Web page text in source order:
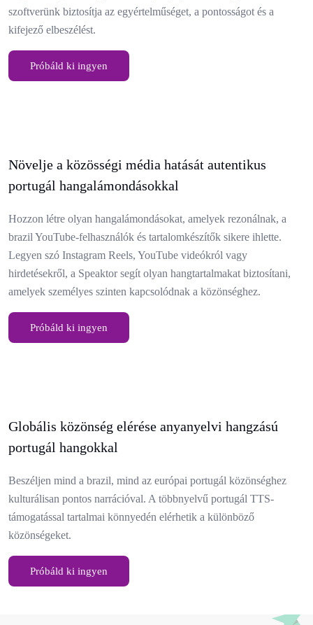
szoftverünk biztosítja az egyértelműséget, a pontosságot és a
kifejező elbeszélést.
Próbáld ki ingyen
Növelje a közösségi média hatását autentikus
portugál hangalámondásokkal
Hozzon létre olyan hangalámondásokat, amelyek rezonálnak, a
brazil YouTube-felhasználók és tartalomkészítők sikere ihlette.
Legyen szó Instagram Reels, YouTube videókról vagy
hirdetésekről, a Speaktor segít olyan hangtartalmakat biztosítani,
amelyek személyes szinten kapcsolódnak a közönséghez.
Próbáld ki ingyen
Globális közönség elérése anyanyelvi hangzású
portugál hangokkal
Beszéljen mind a brazil, mind az európai portugál közönséghez
kulturálisan pontos narrációval. A többnyelvű portugál TTS-
támogatással tartalmai könnyedén elérhetik a különböző
közönségeket.
Próbáld ki ingyen